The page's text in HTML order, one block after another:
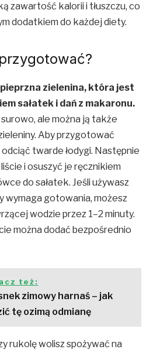
zawartość kalorii i tłuszczu, co
dodatkiem do każdej diety.
zielenina, która jest
sałatek i dań z makaronu.
ale można ją także
Aby przygotować
twarde łodygi. Następnie
i osuszyć je ręcznikiem
do sałatek. Jeśli używasz
wymaga gotowania, możesz
wodzie przez 1–2 minuty.
można dodać bezpośrednio
też:
zimowy harnaś – jak
tę ozimą odmianę
rukolę wolisz spożywać na